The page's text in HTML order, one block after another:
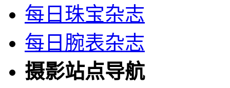
每日珠宝杂志
每日腕表杂志
摄影站点导航